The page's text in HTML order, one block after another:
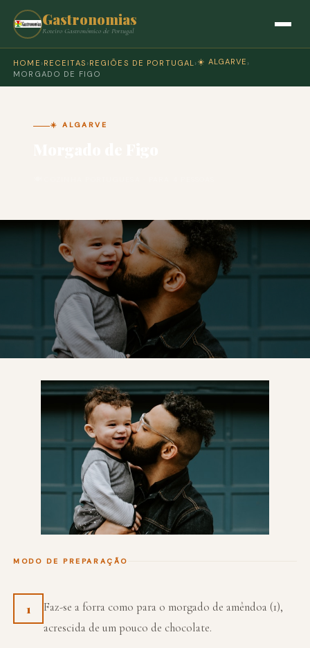
Gastronomias
Roteiro Gastronómico de Portugal
HOME › RECEITAS › REGIÕES DE PORTUGAL › ☀️ ALGARVE ›
MORGADO DE FIGO
☀️ ALGARVE
MODO DE PREPARAÇÃO
1
Faz-se a forra como para o morgado de amêndoa (1),
acrescida de um pouco de chocolate.